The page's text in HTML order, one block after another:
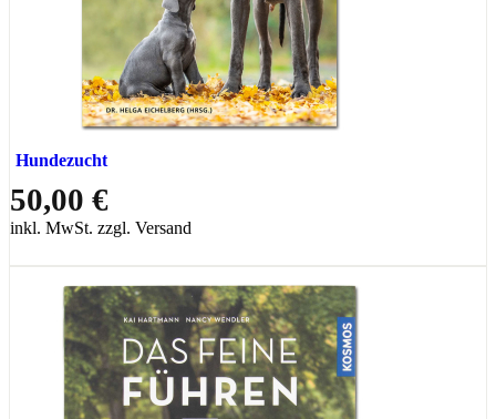
Hundezucht
50,00 €
inkl. MwSt. zzgl. Versand